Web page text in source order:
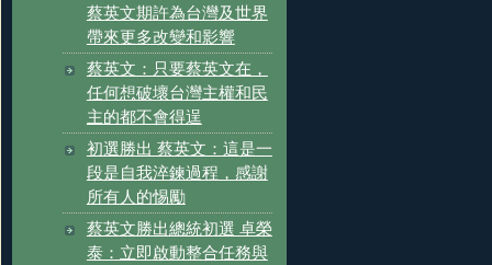
蔡英文期許為台灣及世界
帶來更多改變和影響
蔡英文：只要蔡英文在，
任何想破壞台灣主權和民
主的都不會得逞
初選勝出 蔡英文：這是一
段是自我淬鍊過程，感謝
所有人的惕勵
蔡英文勝出總統初選 卓榮
泰：立即啟動整合任務與